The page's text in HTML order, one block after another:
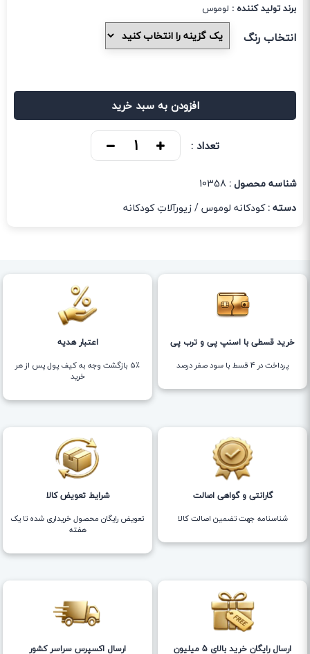
برند تولید کننده : لوموس
انتخاب رنگ
افزودن به سبد خرید
تعداد :
شناسه محصول : 10358
دسته :کودکانه لوموس/زیورآلاتِ کودکانه
خرید قسطی با اسنپ پی و ترب پی
پرداخت در 4 قسط با سود صفر درصد
اعتبار هدیه
5٪ بازگشت وجه به کیف پول پس از هر
خرید
گارانتی و گواهی اصالت
شناسنامه جهت تضمین اصالت کالا
شرایط تعویض کالا
تعویض رایگان محصول خریداری شده تا یک
هفته
ارسال رایگان خرید بالای 5 میلیون ارسال اکسپرس سراسر کشور